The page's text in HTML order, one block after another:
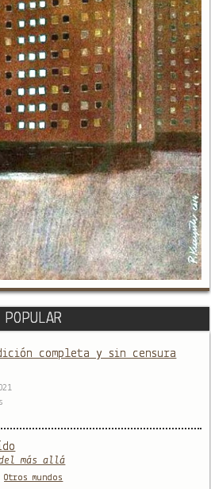
POPULAR
completa y sin censura
más allá
Otros mundos